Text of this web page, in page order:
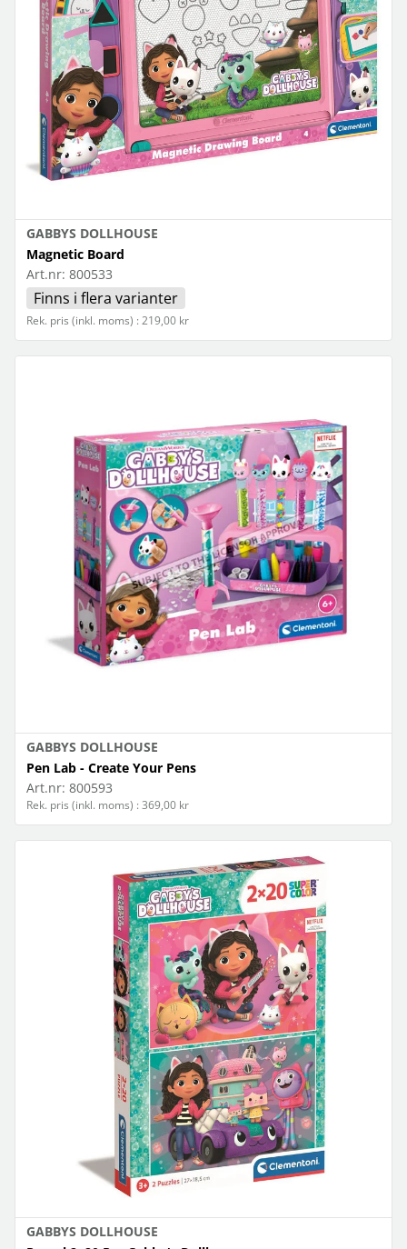
GABBYS DOLLHOUSE
Magnetic Board
Art.nr: 800533
Finns i flera varianter
Rek. pris (inkl. moms) : 219,00 kr
GABBYS DOLLHOUSE
Pen Lab - Create Your Pens
Art.nr: 800593
Rek. pris (inkl. moms) : 369,00 kr
GABBYS DOLLHOUSE